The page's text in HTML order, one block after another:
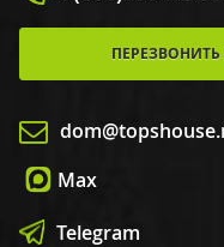
ПЕРЕЗВОНИТЬ
Max
Telegram